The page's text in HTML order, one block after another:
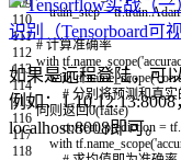
110
111
112
113
114
115
116
117
118
train_step = tf.train.
# 计算准确率
with tf name_scope(
with tf.name_scope(
# 分别将预测和真
同则返回0(false)
correct_prediction = tf
with tf name_scope(
如果是远程登陆，可
例如：
localhost:8008即可。